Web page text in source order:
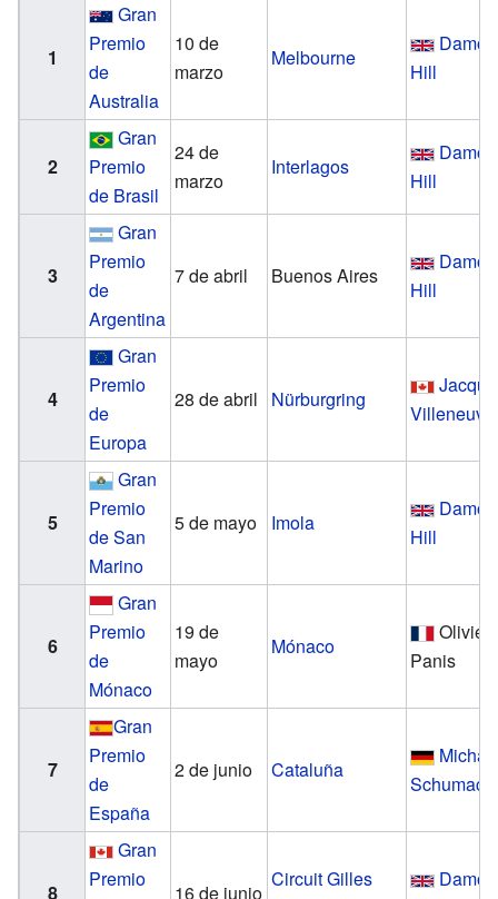
1
Gran
Premio
de
Australia
10 de
marzo
Melbourne
Damon
Hill
2
Gran
Premio
de Brasil
24 de
marzo
Interlagos
Damon
Hill
3
Gran
Premio
de
Argentina
7 de abril Buenos Aires
Damon
Hill
4
Gran
Premio
de
Europa
28 de abril Nürburgring
Villeneuve
5
Gran
Premio
de San
Marino
5 de mayo Imola
Damon
Hill
6
Gran
Premio
de
Mónaco
19 de
mayo
Mónaco
Olivier
Panis
7
Gran
Premio
de
España
2 de junio Cataluña
8
Gran
Premio
16 de junio
Circuit Gilles
Damon